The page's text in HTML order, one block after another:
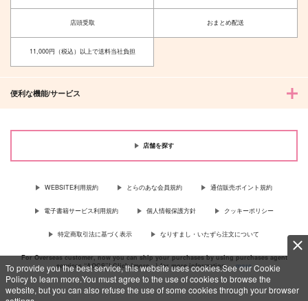
To provide you the best service, this website uses cookies.See our Cookie
Policy to learn more.You must agree to the use of cookies to browse the
website, but you can also refuse the use of some cookies through your browser
after×メダリスト
629円（税込）
ヴィクトル×勝生勇利
作品詳細
787円
ヴィクトル×勝生勇利
作品詳細
店頭受取 おまとめ配送
11,000円（税込）以上で送料当社負担
便利な機能/サービス
店舗を探す
WEBSITE利用規約 とらのあな会員規約 通信販売ポイント規約
電子書籍サービス利用規約 個人情報保護方針 クッキーポリシー
特定商取引法に基づく表示 なりすまし・いたずら注文について
For Overseas customer, now you can ship your purchases by using purchases agent
services “AOCS”! Click {more…} for more information …more